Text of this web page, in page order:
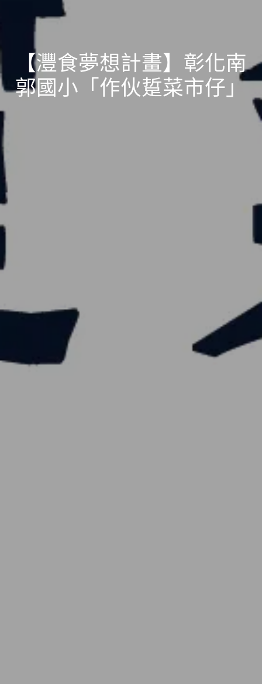
【灃食夢想計畫】彰化南
郭國小「作伙踅菜市仔」